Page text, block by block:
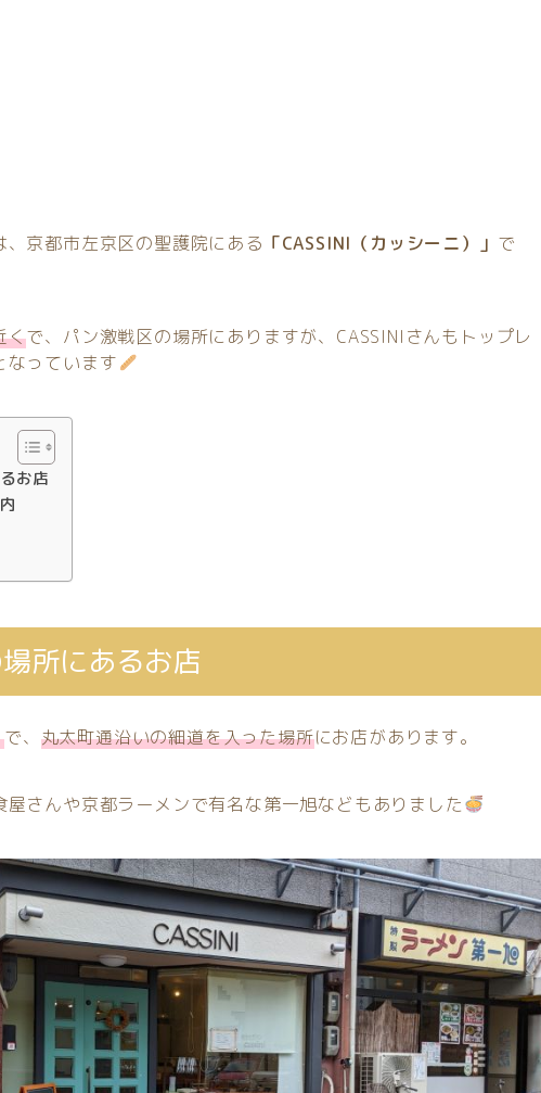
京都市左京区の聖護院にある 「CASSINI（カッシーニ）」 で
くで、パン激戦区の場所にありますが、CASSINIさんもトップレ
なっています
お店
所にあるお店
で、 丸太町通沿いの細道を入った場所にお店があります。
さんや京都ラーメンで有名な第一旭などもありました